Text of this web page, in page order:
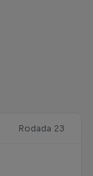
Rodada 23